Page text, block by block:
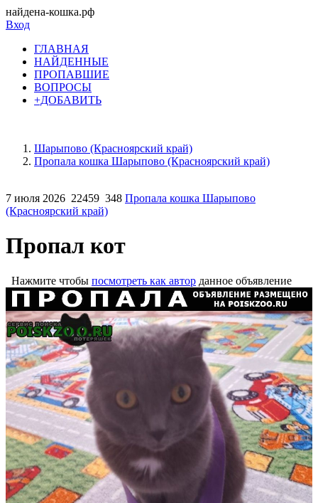
найдена-кошка.рф
Вход
ГЛАВНАЯ
НАЙДЕННЫЕ
ПРОПАВШИЕ
ВОПРОСЫ
+ДОБАВИТЬ
Шарыпово (Красноярский край)
Пропала кошка Шарыпово (Красноярский край)
7 июля 2026 22459 348 Пропала кошка Шарыпово
(Красноярский край)
Пропал кот
Нажмите чтобы посмотреть как автор данное объявление